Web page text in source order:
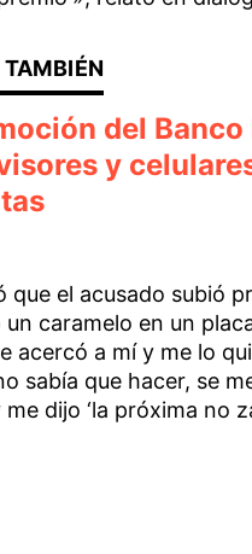
del
y
que el acusado subió
caramelo en un
acercó a mí y me lo
sabía que hacer, se
dijo ‘la próxima no